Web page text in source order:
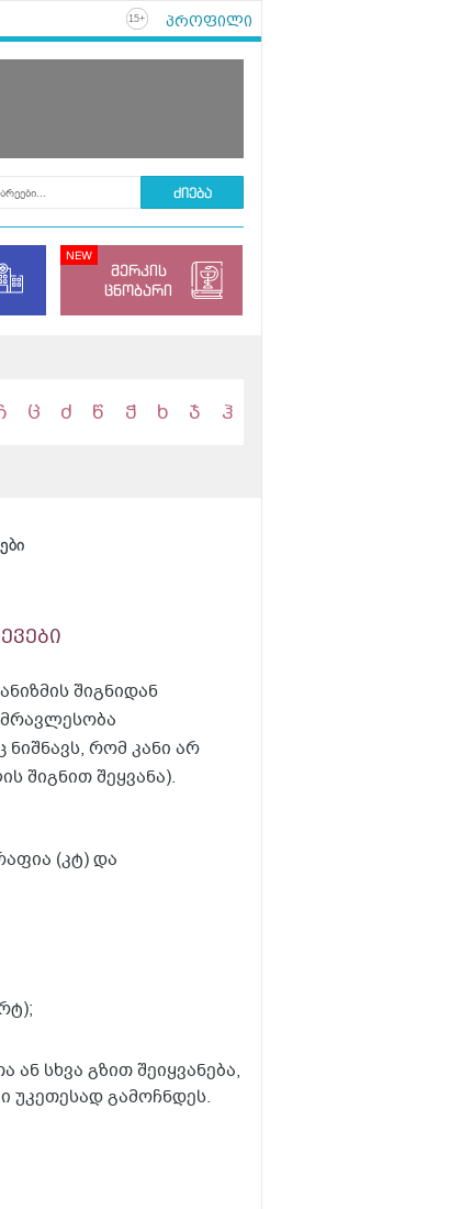
15+ პროფილი
მერკის
ცნობარი
ც ძ წ ჭ ხ ჯ ჰ
შიგნიდან
რომ კანი არ
შიგნით შეყვანა).
(კტ) და
სხვა გზით შეიყვანება,
უკეთესად გამოჩნდეს.